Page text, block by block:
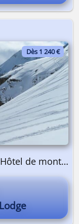
Dès 1 240 €
Raid à ski | 4 jours | en étoile | Hôtel de montagne